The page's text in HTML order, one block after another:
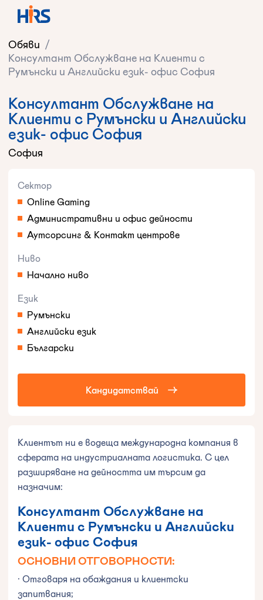
Обяви /
Консултант Обслужване на Клиенти с
Румънски и Английски език- офис София
Консултант Обслужване на
Клиенти с Румънски и Английски
език- офис София
София
Сектор
Online Gaming
Административни и офис дейности
Аутсорсинг & Контакт центрове
Ниво
Начално ниво
Език
Румънски
Английски език
Български
Кандидатствай
Клиентът ни е водеща международна компания в
сферата на индустриалната логистика. С цел
разширяване на дейността им търсим да
назначим:
Консултант Обслужване на
Клиенти с Румънски и Английски
език- офис София
ОСНОВНИ ОТГОВОРНОСТИ:
· Отговаря на обаждания и клиентски
запитвания;